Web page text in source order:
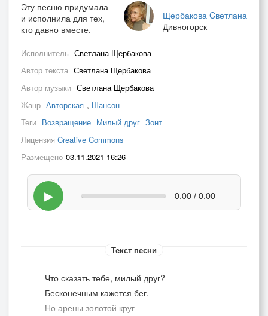
Щербакова Cветлана
Дивногорск
Эту песню придумала
и исполнила для тех,
кто давно вместе.
Исполнитель Светлана Щербакова
Автор текста Светлана Щербакова
Автор музыки Светлана Щербакова
Жанр Авторская , Шансон
Теги Возвращение Милый друг Зонт
Лицензия Creative Commons
Размещено 03.11.2021 16:26
▶ 0:00 / 0:00
Текст песни
Что сказать тебе, милый друг?
Бесконечным кажется бег.
Но арены золотой круг